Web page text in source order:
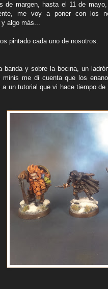
de margen, hasta el 11 de
me voy a poner con los
algo más...
pintado cada uno de nosotros:
banda y sobre la bocina, un
minis me di cuenta que los
un tutorial que vi hace tiempo